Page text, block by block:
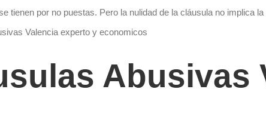
tienen por no puestas. Pero la nulidad de la cláusula no implica
Valencia experto y economicos
Abusivas